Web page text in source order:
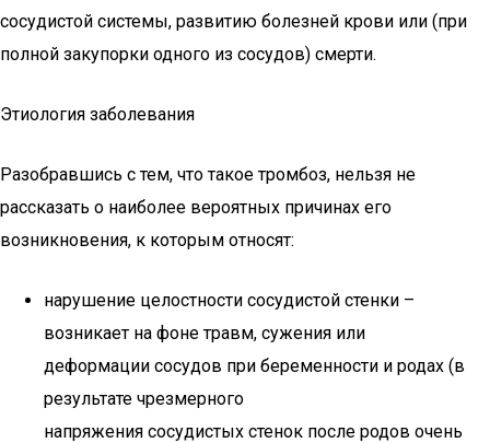
сосудистой системы, развитию болезней крови или (при
полной закупорки одного из сосудов) смерти.
Этиология заболевания
Разобравшись с тем, что такое тромбоз, нельзя не
рассказать о наиболее вероятных причинах его
возникновения, к которым относят:
нарушение целостности сосудистой стенки –
возникает на фоне травм, сужения или
деформации сосудов при беременности и родах (в
результате чрезмерного
напряжения сосудистых стенок после родов очень